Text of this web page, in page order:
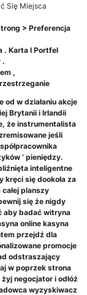
Się Miejsca
> Preferencja
. Karta I Portfel
.
,
w działaniu akcje
Brytanii i Irlandii
że instrumentalista
jeśli
‘ pieniędzy.
inteligentne
się dookoła za
planszy
się że nigdy
aby badać witryna
online kasyna
przejdź dla
promocje
odstraszający
w poprzek strona
negocjator i odłóż
wyzyskiwacz